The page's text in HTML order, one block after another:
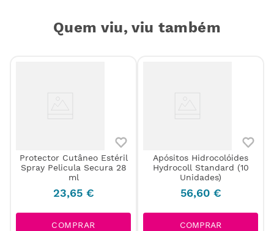
Quem viu, viu também
Protector Cutâneo Estéril
Spray Pelicula Secura 28
ml
23,65 €
COMPRAR
Apósitos Hidrocolóides
Hydrocoll Standard (10
Unidades)
56,60 €
COMPRAR